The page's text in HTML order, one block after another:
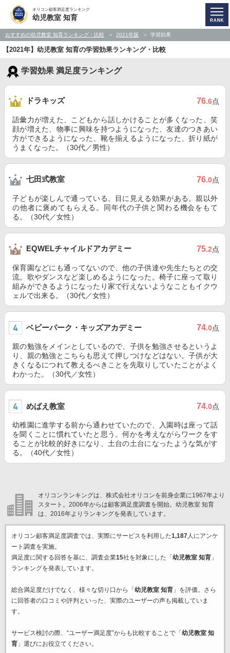
オリコン顧客満足度ランキング
幼児教室 知育
おすすめの幼児教室 知育ランキング・比較 2021年版 学習効果
【2021年】幼児教室 知育の学習効果ランキング・比較
学習効果 満足度ランキング
ドラキッズ 76.6点
語彙力が増えた、こどもから話しかけることが多くなった、笑
顔が増えた、物事に興味を持つようになった、友達のつきあい
方ができるようになった、靴を揃えるようになった、折り紙が
うまくなった。（30代／男性）
七田式教室 76.0点
子どもが楽しんで通っている。目に見える効果がある。親以外
の他者に褒めてもらえる。同年代の子供と関わる機会をもて
る。（30代／女性）
EQWELチャイルドアカデミー 75.2点
保育園などにも通ってないので、他の子供達や先生たちとの交
流。歌やダンスなど楽しめるようになった。椅子に座って取り
組みができるようになったり家で行えないようなこともイクウ
ェルで出来る。（30代／女性）
ベビーパーク・キッズアカデミー 74.0点
親の勉強をメインとしているので、子供を勉強させるというよ
り、親の勉強とこちらも思えて押しつけなどはない。子供が大
きくなるにつれて教えるべきことを先取りしていたことがよく
わかった。（30代／女性）
めばえ教室 74.0点
幼稚園に進学する前から通わせていたので、入園時は座って話
を聞くことに慣れていたと思う。何かを考えながらワークをす
ることが比較的好きになり、土台の土台になったような気がす
る。（40代／女性）
オリコンランキングは、株式会社オリコンを前身企業に1967年より
スタート。2006年からは顧客満足度調査を開始。幼児教室 知育
は、2016年よりランキングを発表しています。
オリコン顧客満足度調査では、実際にサービスを利用した1,187人にアンケ
ート調査を実施。
満足度に関する回答を基に、調査企業15社を対象にした「 幼児教室 知育」
ランキングを発表しています。
総合満足度だけでなく、様々な切り口から「 幼児教室 知育」を評価。さら
に回答者の口コミや評判といった、実際のユーザーの声も掲載していま
す。
サービス検討の際、“ユーザー満足度”からも比較することで「 幼児教室 知
育」選びにお役立てください。